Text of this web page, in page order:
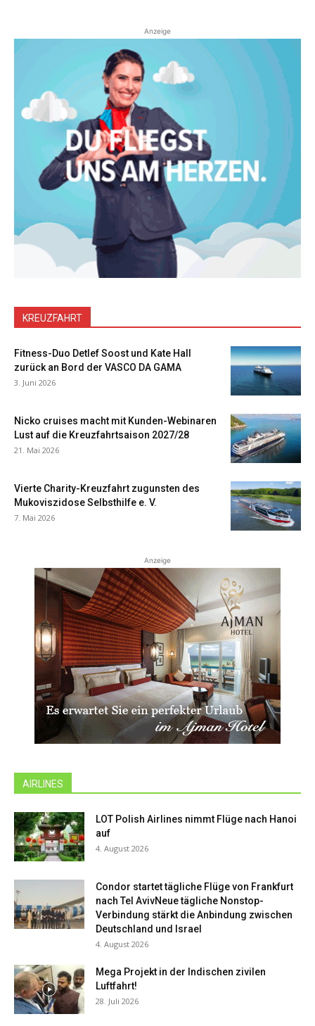
Anzeige
KREUZFAHRT
Fitness-Duo Detlef Soost und Kate Hall
zurück an Bord der VASCO DA GAMA
3. Juni 2026
Nicko cruises macht mit Kunden-Webinaren
Lust auf die Kreuzfahrtsaison 2027/28
21. Mai 2026
Vierte Charity-Kreuzfahrt zugunsten des
Mukoviszidose Selbsthilfe e. V.
7. Mai 2026
Anzeige
AIRLINES
LOT Polish Airlines nimmt Flüge nach Hanoi
auf
4. August 2026
Condor startet tägliche Flüge von Frankfurt
nach Tel AvivNeue tägliche Nonstop-
Verbindung stärkt die Anbindung zwischen
Deutschland und Israel
4. August 2026
Mega Projekt in der Indischen zivilen
Luftfahrt!
28. Juli 2026